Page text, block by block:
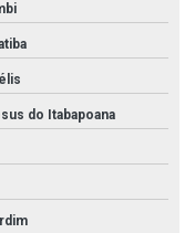
do Itabapoana